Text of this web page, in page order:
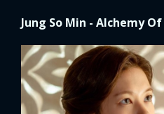
Jung So Min - Alchemy